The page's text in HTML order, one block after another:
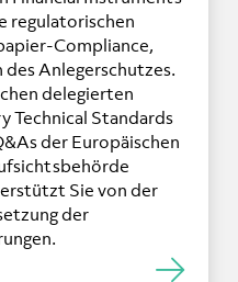
regulatorischen
Compliance,
Anlegerschutzes.
delegierten
Technical Standards
der Europäischen
Sie von der
der